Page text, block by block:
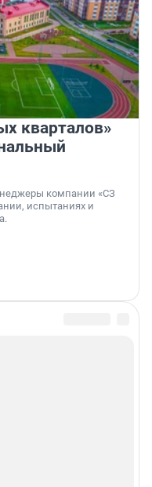
кварталов»
компании «СЗ
испытаниях и